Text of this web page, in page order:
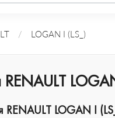
/ LOGAN I (LS_)
LOGAN I